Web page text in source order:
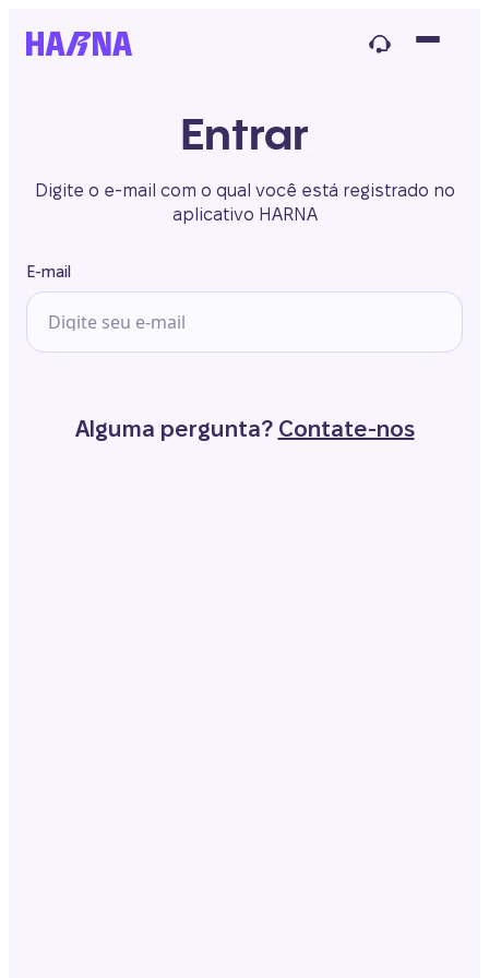
Entrar
Digite o e-mail com o qual você está registrado no
aplicativo HARNA
E-mail
Alguma pergunta? Contate-nos